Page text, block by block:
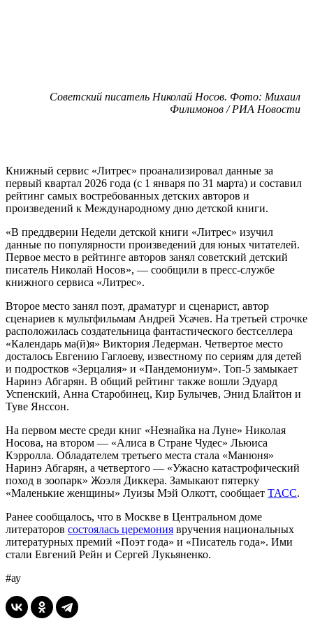
Советский писатель Николай Носов. Фото: Михаил
Филимонов / РИА Новости
Книжный сервис «Литрес» проанализировал данные за
первый квартал 2026 года (с 1 января по 31 марта) и составил
рейтинг самых востребованных детских авторов и
произведений к Международному дню детской книги.
«В преддверии Недели детской книги «Литрес» изучил
данные по популярности произведений для юных читателей.
Первое место в рейтинге авторов занял советский детский
писатель Николай Носов», — сообщили в пресс-службе
книжного сервиса «Литрес».
Второе место занял поэт, драматург и сценарист, автор
сценариев к мультфильмам Андрей Усачев. На третьей строчке
расположилась создательница фантастического бестселлера
«Календарь ма(й)я» Виктория Ледерман. Четвертое место
досталось Евгению Гаглоеву, известному по сериям для детей
и подростков «Зерцалия» и «Пандемониум». Топ-5 замыкает
Наринэ Абгарян. В общий рейтинг также вошли Эдуард
Успенский, Анна Старобинец, Кир Булычев, Энид Блайтон и
Туве Янссон.
На первом месте среди книг «Незнайка на Луне» Николая
Носова, на втором — «Алиса в Стране Чудес» Льюиса
Кэрролла. Обладателем третьего места стала «Манюня»
Наринэ Абгарян, а четвертого — «Ужасно катастрофический
поход в зоопарк» Жоэля Диккера. Замыкают пятерку
«Маленькие женщины» Луизы Мэй Олкотт, сообщает ТАСС.
Ранее сообщалось, что в Москве в Центральном доме
литераторов состоялась церемония вручения национальных
литературных премий «Поэт года» и «Писатель года». Ими
стали Евгений Рейн и Сергей Лукьяненко.
#ау